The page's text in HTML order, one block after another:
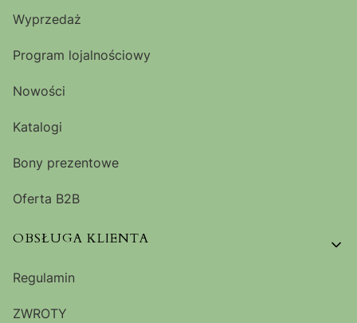
Wyprzedaż
Program lojalnościowy
Nowości
Katalogi
Bony prezentowe
Oferta B2B
OBSŁUGA KLIENTA
Regulamin
ZWROTY